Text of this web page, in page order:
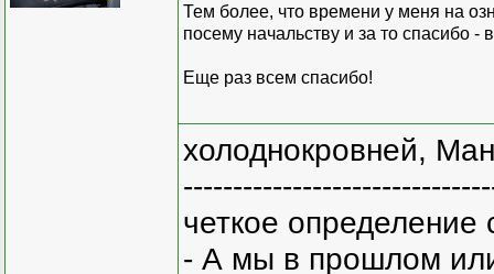
Тем более, что времени у меня на
посему начальству и за то спасибо -
Еще раз всем спасибо!
холоднокровней,
четкое
- А мы в прошлом